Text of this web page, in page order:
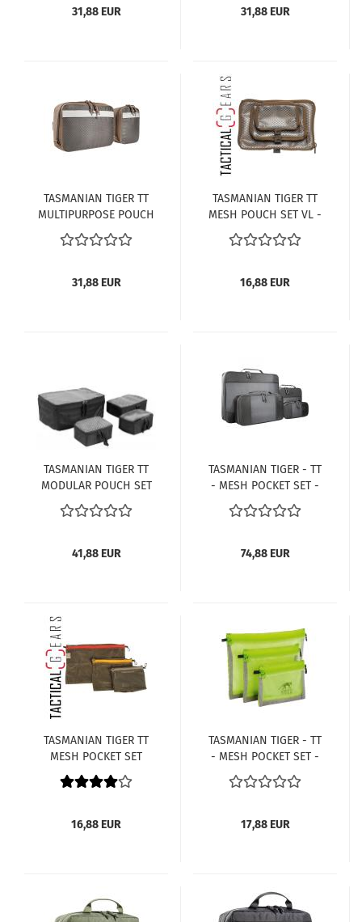
31,88 EUR 31,88 EUR
TASMANIAN TIGER TT
MULTIPURPOSE POUCH
SET VL COYOTE-
BROWN
31,88 EUR
TASMANIAN TIGER TT
MESH POUCH SET VL -
ZUBEHÖRTASCHE -
COYOTE-BROWN
16,88 EUR
TASMANIAN TIGER TT
MODULAR POUCH SET
VL
41,88 EUR
TASMANIAN TIGER - TT
- MESH POCKET SET -
XL
74,88 EUR
TASMANIAN TIGER TT
MESH POCKET SET
OLIVE
16,88 EUR
TASMANIAN TIGER - TT
- MESH POCKET SET -
NEON
17,88 EUR